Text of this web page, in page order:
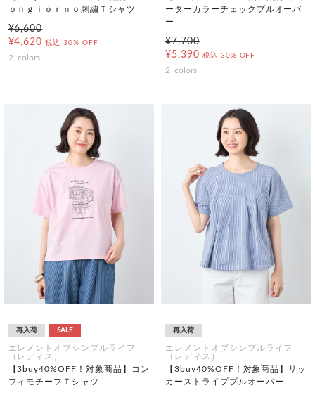
ｏｎｇｉｏｒｎｏ刺繍Ｔシャツ
¥6,600
¥4,620 税込 30% OFF
2 colors
ーターカラーチェックプルオーバ
ー
¥7,700
¥5,390 税込 30% OFF
2 colors
再入荷 SALE
エレメントオブシンプルライフ
（レディス）
【3buy40%OFF！対象商品】コン
フィモチーフＴシャツ
再入荷
エレメントオブシンプルライフ
（レディス）
【3buy40%OFF！対象商品】サッ
カーストライププルオーバー